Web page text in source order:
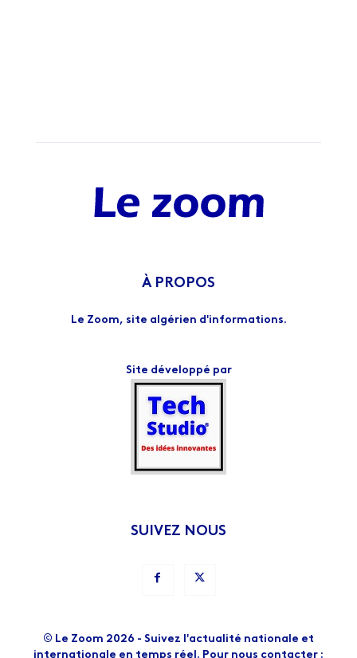
À PROPOS
Le Zoom, site algérien d'informations.
Site développé par
SUIVEZ NOUS
© Le Zoom 2026 - Suivez l'actualité nationale et
internationale en temps réel. Pour nous contacter :